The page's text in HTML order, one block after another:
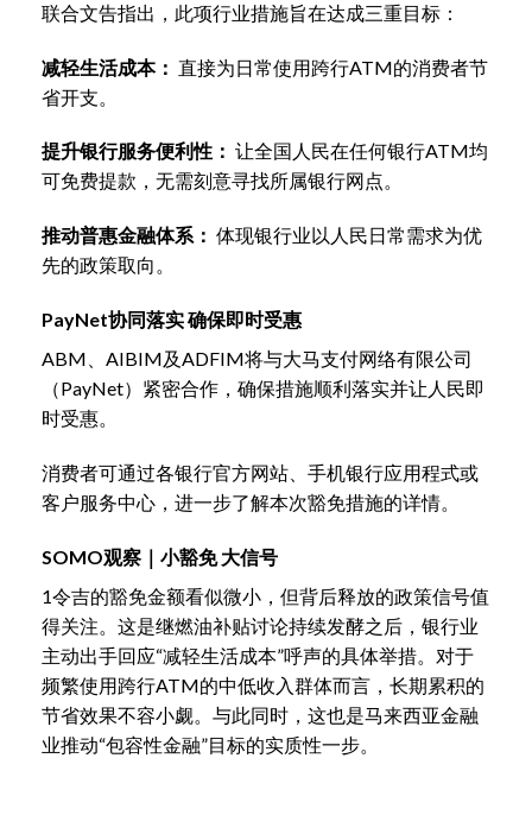
联合文告指出，此项行业措施旨在达成三重目标：
减轻生活成本： 直接为日常使用跨行ATM的消费者节
省开支。
提升银行服务便利性： 让全国人民在任何银行ATM均
可免费提款，无需刻意寻找所属银行网点。
推动普惠金融体系： 体现银行业以人民日常需求为优
先的政策取向。
PayNet协同落实 确保即时受惠
ABM、AIBIM及ADFIM将与大马支付网络有限公司
（PayNet）紧密合作，确保措施顺利落实并让人民即
时受惠。
消费者可通过各银行官方网站、手机银行应用程式或
客户服务中心，进一步了解本次豁免措施的详情。
SOMO观察｜小豁免 大信号
1令吉的豁免金额看似微小，但背后释放的政策信号值
得关注。这是继燃油补贴讨论持续发酵之后，银行业
主动出手回应“减轻生活成本”呼声的具体举措。对于
频繁使用跨行ATM的中低收入群体而言，长期累积的
节省效果不容小觑。与此同时，这也是马来西亚金融
业推动“包容性金融”目标的实质性一步。